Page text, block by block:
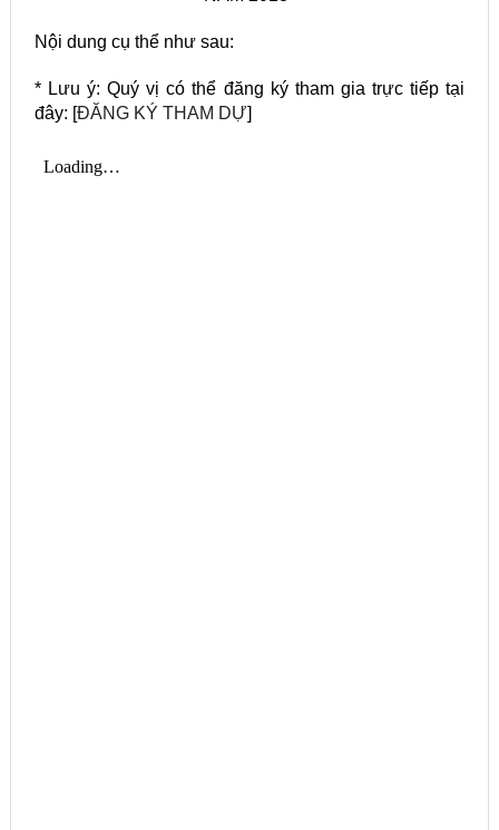
Nội dung cụ thể như sau:
* Lưu ý: Quý vị có thể đăng ký tham gia trực tiếp tại
đây: [ĐĂNG KÝ THAM DỰ]